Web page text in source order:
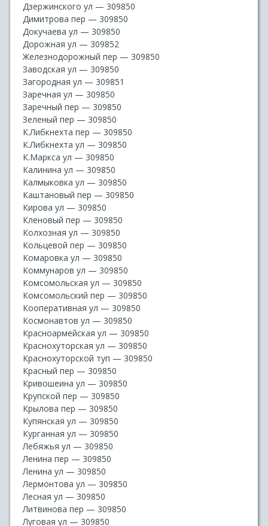
Дзержинского ул — 309850
Димитрова пер — 309850
Докучаева ул — 309850
Дорожная ул — 309852
Железнодорожный пер — 309850
Заводская ул — 309850
Загородная ул — 309851
Заречная ул — 309850
Заречный пер — 309850
Зеленый пер — 309850
К.Либкнехта пер — 309850
К.Либкнехта ул — 309850
К.Маркса ул — 309850
Калинина ул — 309850
Калмыковка ул — 309850
Каштановый пер — 309850
Кирова ул — 309850
Кленовый пер — 309850
Колхозная ул — 309850
Кольцевой пер — 309850
Комаровка ул — 309850
Коммунаров ул — 309850
Комсомольская ул — 309850
Комсомольский пер — 309850
Кооперативная ул — 309850
Космонавтов ул — 309850
Красноармейская ул — 309850
Краснохуторская ул — 309850
Краснохуторской туп — 309850
Красный пер — 309850
Кривошеина ул — 309850
Крупской пер — 309850
Крылова пер — 309850
Купянская ул — 309850
Курганная ул — 309850
Лебяжья ул — 309850
Ленина пер — 309850
Ленина ул — 309850
Лермонтова ул — 309850
Лесная ул — 309850
Литвинова пер — 309850
Луговая ул — 309850